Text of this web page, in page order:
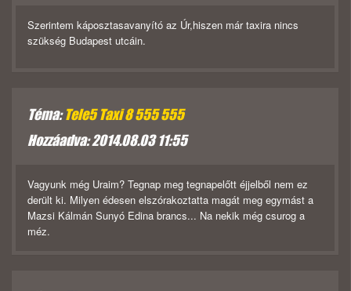
Szerintem káposztasavanyító az Úr,hiszen már taxira nincs
szükség Budapest utcáin.
Téma:Tele5 Taxi 8 555 555
Hozzáadva: 2014.08.03 11:55
Vagyunk még Uraim? Tegnap meg tegnapelőtt éjjelből nem ez
derült ki. Milyen édesen elszórakoztatta magát meg egymást a
Mazsi Kálmán Sunyó Edina brancs... Na nekik még csurog a
méz.